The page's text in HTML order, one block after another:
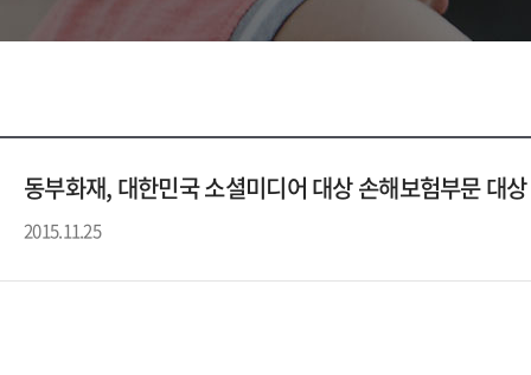
동부화재, 대한민국 소셜미디어 대상 손해보험부문 대
2015.11.25